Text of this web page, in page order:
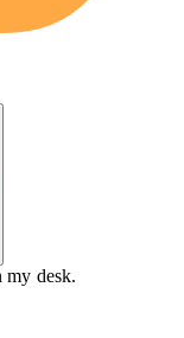
my desk.